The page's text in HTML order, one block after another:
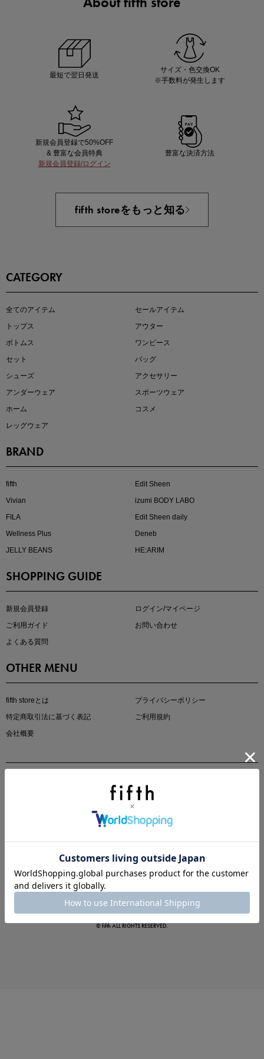
即戦力アイテム続々対象
大人の着映えアイテム5選
マストバイアイテム
この夏の主役確定！
最短で翌日発送
サイズ・色交換OK
※手数料が発生します
新規会員登録で50%OFF
& 豊富な会員特典
新規会員登録/ログイン
豊富な決済方法
fifth storeをもっと知る
CATEGORY
全てのアイテム
セールアイテム
トップス
アウター
ボトムス
ワンピース
セット
バッグ
シューズ
アクセサリー
アンダーウェア
スポーツウェア
ホーム
コスメ
レッグウェア
BRAND
fifth
Edit Sheen
Vivian
izumi BODY LABO
FILA
Edit Sheen daily
Wellness Plus
Deneb
JELLY BEANS
HE:ARIM
SHOPPING GUIDE
新規会員登録
ログイン/マイページ
ご利用ガイド
お問い合わせ
よくある質問
OTHER MENU
fifth storeとは
プライバシーポリシー
特定商取引法に基づく表記
ご利用規約
会社概要
© fifth ALL RIGHTS RESERVED.